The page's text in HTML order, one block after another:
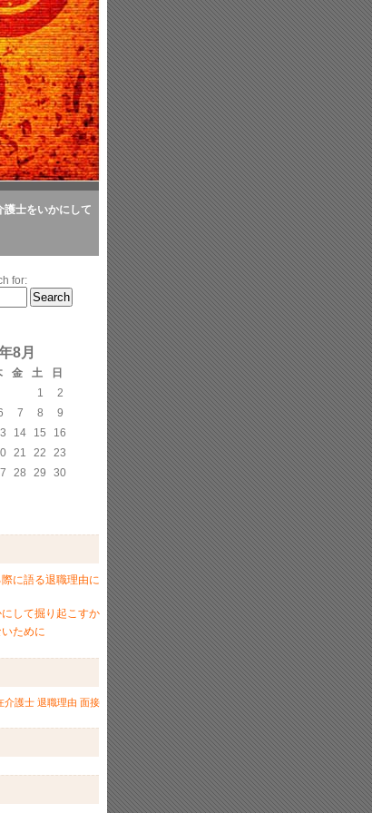
護士をいかにして
for:
8月
金 土
日
1
2
7 8
9
14 15
16
21 22
23
28 29
30
に語る退職理由に
して掘り起こすか
ために
介護士 退職理由 面接